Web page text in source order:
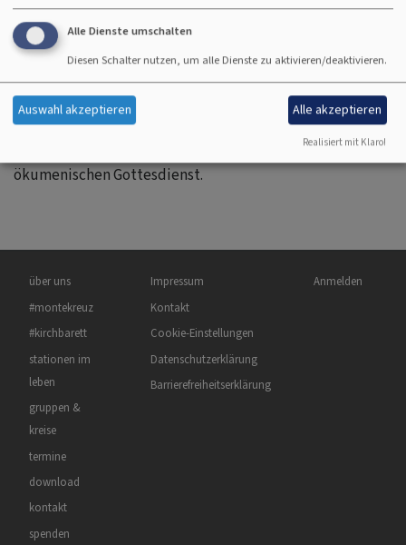
geplanten Erzählung sein, die der Pfarrer später auflöste.
Man solle seinen Glauben drehen und wenden - immer
wieder und: Als Christenheit sind wir zusammen mehr als
jeder Einzelne.
Ende Juli ruft dann der Annaberg in Sulzbach und lockt
mit Bier und Bratwüsten und ebenfalls einem
ökumenischen Gottesdienst.
Hauptnavigation
über uns
#montekreuz
#kirchbarett
stationen im
leben
gruppen &
kreise
termine
download
kontakt
spenden
Fußbereichsmenü
Impressum
Kontakt
Cookie-Einstellungen
Datenschutzerklärung
Barrierefreiheitserklärung
Benutzermenü
Anmelden
Alle Dienste umschalten
Diesen Schalter nutzen, um alle Dienste zu aktivieren/deaktivieren.
Auswahl akzeptieren Alle akzeptieren
Realisiert mit Klaro!